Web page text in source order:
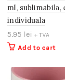
ml, sublimabila,
individuala
5.95 lei + TVA
Add to cart